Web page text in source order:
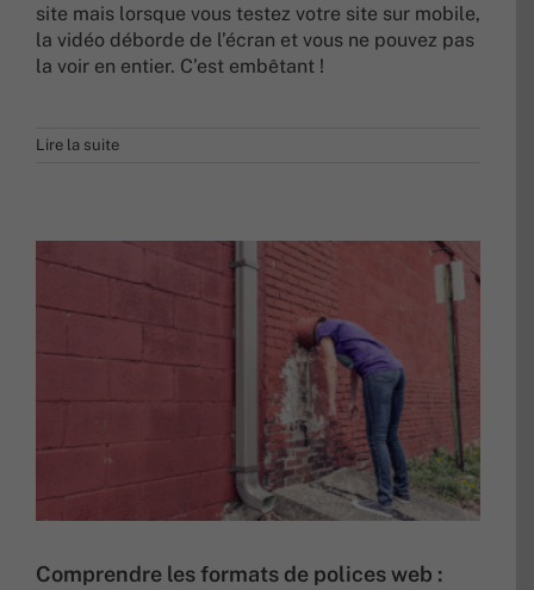
site mais lorsque vous testez votre site sur mobile,
la vidéo déborde de l’écran et vous ne pouvez pas
la voir en entier. C’est embêtant !
Lire la suite
Comprendre les formats de polices web :